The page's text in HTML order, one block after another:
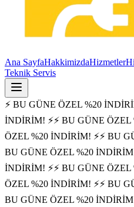
Ana SayfaHakkimizdaHizmetler
Teknik Servis
⚡ BU GÜNE ÖZEL %20
İNDİRİM! ⚡⚡ BU GÜNE
ÖZEL %20 İNDİRİM! ⚡⚡ BU
BU GÜNE ÖZEL %20
İNDİRİM! ⚡⚡ BU GÜNE
ÖZEL %20 İNDİRİM! ⚡⚡ BU
BU GÜNE ÖZEL %20